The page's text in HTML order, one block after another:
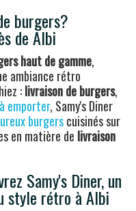
burgers?
de Albi
haut de gamme,
ambiance rétro
:livraison de burgers,
emporter, Samy's Diner
burgerscuisinés sur
en matière de livraison
Samy's Diner, un
style rétro à Albi